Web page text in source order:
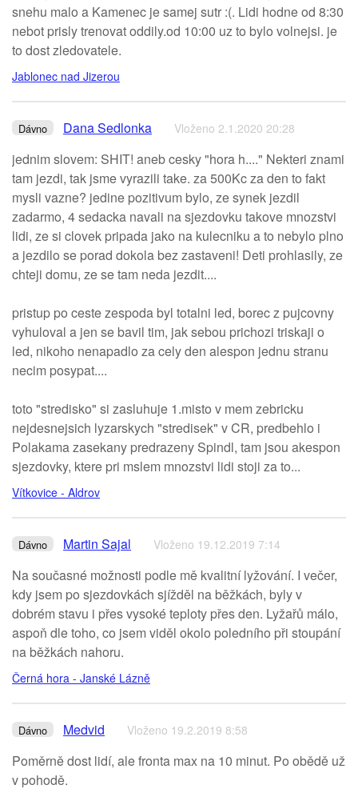
snehu malo a Kamenec je samej sutr :(. Lidi hodne od 8:30
nebot prisly trenovat oddily.od 10:00 uz to bylo volnejsi. je
to dost zledovatele.
Jablonec nad Jizerou
Dávno Dana Sedlonka Vloženo 2.1.2020 20:28
jednim slovem: SHIT! aneb cesky "hora h...." Nekteri znami
tam jezdi, tak jsme vyrazili take. za 500Kc za den to fakt
mysli vazne? jedine pozitivum bylo, ze synek jezdil
zadarmo, 4 sedacka navali na sjezdovku takove mnozstvi
lidi, ze si clovek pripada jako na kulecniku a to nebylo plno
a jezdilo se porad dokola bez zastaveni! Deti prohlasily, ze
chteji domu, ze se tam neda jezdit....
pristup po ceste zespoda byl totalni led, borec z pujcovny
vyhuloval a jen se bavil tim, jak sebou prichozi triskaji o
led, nikoho nenapadlo za cely den alespon jednu stranu
necim posypat....
toto "stredisko" si zasluhuje 1.misto v mem zebricku
nejdesnejsich lyzarskych "stredisek" v CR, predbehlo i
Polakama zasekany predrazeny Spindl, tam jsou akespon
sjezdovky, ktere pri mslem mnozstvi lidi stoji za to...
Vítkovice - Aldrov
Dávno Martin Sajal Vloženo 19.12.2019 7:14
Na současné možnosti podle mě kvalitní lyžování. I večer,
kdy jsem po sjezdovkách sjížděl na běžkách, byly v
dobrém stavu i přes vysoké teploty přes den. Lyžařů málo,
aspoň dle toho, co jsem viděl okolo poledního při stoupání
na běžkách nahoru.
Černá hora - Janské Lázně
Dávno Medvid Vloženo 19.2.2019 8:58
Poměrně dost lidí, ale fronta max na 10 minut. Po obědě už
v pohodě.